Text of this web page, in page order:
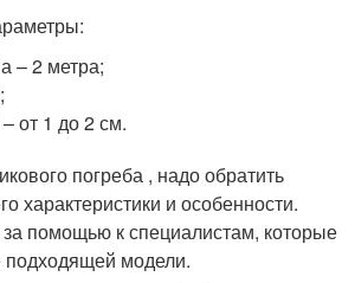
– 2 метра;
от 1 до 2 см.
погреба , надо обратить
характеристики и особенности.
помощью к специалистам, которые
подходящей модели.